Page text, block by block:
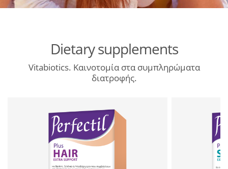
Dietary supplements
Vitabiotics. Καινοτομία στα συμπληρώματα
διατροφής.